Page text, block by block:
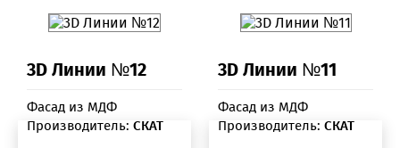
3D Линии №12
Фасад из МДФ
Производитель: СКАТ
3D Линии №11
Фасад из МДФ
Производитель: СКАТ